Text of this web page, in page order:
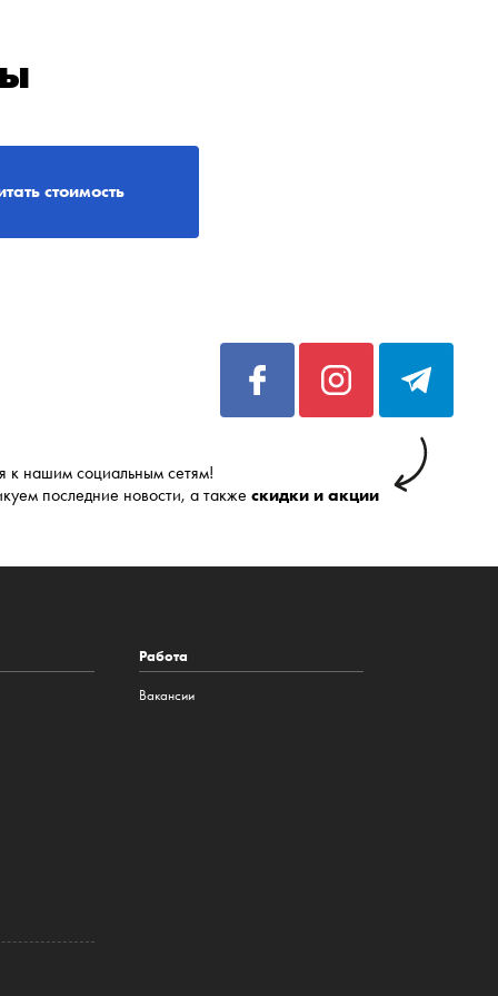
стоимость
к нашим социальным сетям!
последние новости, а также скидки и акции
Работа
Вакансии